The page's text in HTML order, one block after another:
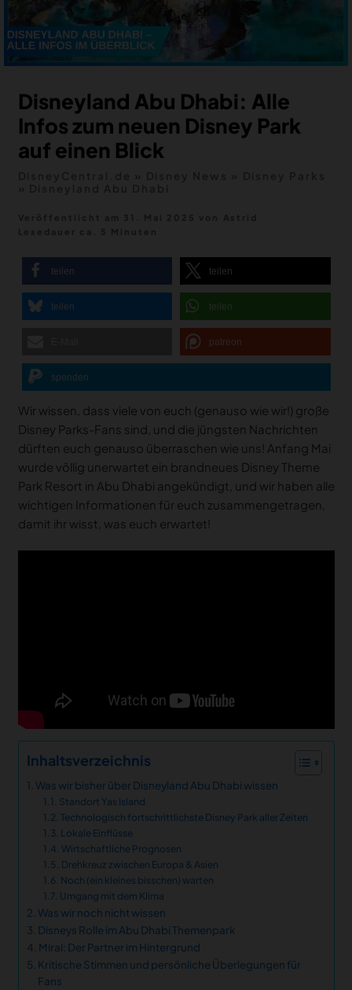
DEALS
MEIN HQ
50
Disneyland Abu Dhabi: Alle
Infos zum neuen Disney Park
auf einen Blick
teilen teilen
teilen teilen
patreon
spenden
Wir wissen, dass viele von euch (genauso wie wir!) große
Disney Parks-Fans sind, und die jüngsten Nachrichten
dürften euch genauso überraschen wie uns! Anfang Mai
wurde völlig unerwartet ein brandneues Disney Theme
Park Resort in Abu Dhabi angekündigt, und wir haben alle
wichtigen Informationen für euch zusammengetragen,
damit ihr wisst, was euch erwartet!
Inhaltsverzeichnis
Was wir bisher über Disneyland Abu Dhabi wissen
Standort Yas Island
Technologisch fortschrittlichste Disney Park aller Zeiten
Lokale Einflüsse
Wirtschaftliche Prognosen
Drehkreuz zwischen Europa & Asien
Noch (ein kleines bisschen) warten
Umgang mit dem Klima
Was wir noch nicht wissen
Disneys Rolle im Abu Dhabi Themenpark
Miral: Der Partner im Hintergrund
Kritische Stimmen und persönliche Überlegungen für
Fans